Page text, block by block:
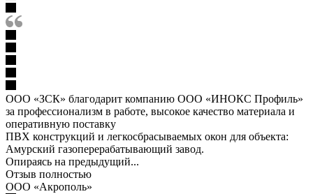
ООО «ЗСК» благодарит компанию ООО «ИНОКС Профиль»
за профессионализм в работе, высокое качество материала и
оперативную поставку
ПВХ конструкций и легкосбрасываемых окон для объекта:
Амурский газоперерабатывающий завод.
Опираясь на предыдущий...
Отзыв полностью
ООО «Акрополь»